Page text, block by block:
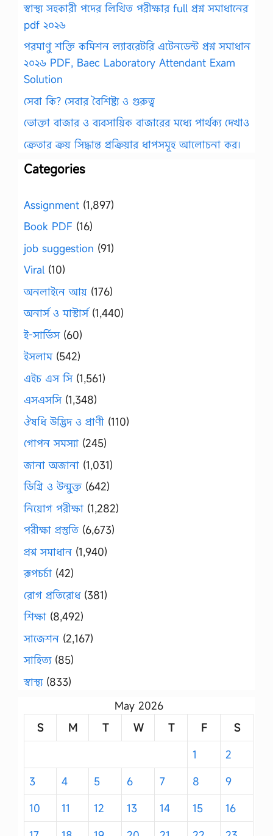
স্বাস্থ্য সহকারী পদের লিখিত পরীক্ষার full প্রশ্ন সমাধানের
pdf ২০২৬
পরমাণু শক্তি কমিশন ল্যাবরেটরি এটেনডেন্ট প্রশ্ন সমাধান
২০২৬ PDF, Baec Laboratory Attendant Exam
Solution
সেবা কি? সেবার বৈশিষ্ট্য ও গুরুত্ব
ভোক্তা বাজার ও ব্যবসায়িক বাজারের মধ্যে পার্থক্য দেখাও
ক্রেতার ক্রয় সিদ্ধান্ত প্রক্রিয়ার ধাপসমূহ আলোচনা কর।
Categories
Assignment (1,897)
Book PDF (16)
job suggestion (91)
Viral (10)
অনলাইনে আয় (176)
অনার্স ও মাস্টার্স(1,440)
ই-সার্ভিস(60)
ইসলাম(542)
এইচ এস সি(1,561)
এসএসসি(1,348)
ঔষধি উদ্ভিদ ও প্রাণী (110)
গোপন সমস্যা (245)
জানা অজানা (1,031)
ডিগ্রি ও উন্মুক্ত (642)
নিয়োগ পরীক্ষা (1,282)
পরীক্ষা প্রস্তুতি (6,673)
প্রশ্ন সমাধান (1,940)
রূপচর্চা (42)
রোগ প্রতিরোধ(381)
শিক্ষা (8,492)
সাজেশন (2,167)
সাহিত্য(85)
স্বাস্থ্য(833)
May 2026
S
M T W T F
S
1
2
3
4 5 6 7 8
9
10
11 12 13 14 15
16